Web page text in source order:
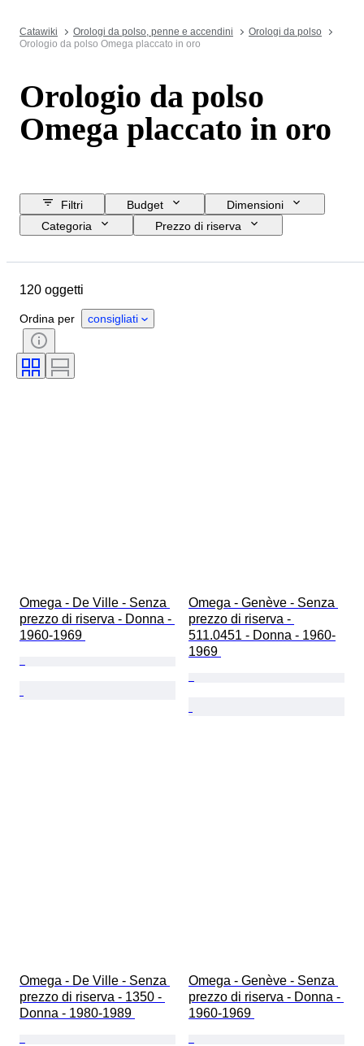
Catawiki Orologi da polso, penne e accendini
Orologi da polso
Orologio da polso Omega placcato in oro
Orologio da polso
Omega placcato in oro
Filtri Budget
Dimensioni
Categoria
Prezzo di riserva
Genere
Movimento dell'orologio
Materiale del cinturino dell’orologio
Lunghezza del cinturino dell’orologio
Diametro della cassa
120 oggetti
Ordina per consigliati
Omega - De Ville - Senza
prezzo di riserva - Donna -
1960-1969
Omega - Genève - Senza
prezzo di riserva -
511.0451 - Donna - 1960-
1969
Omega - De Ville - Senza
prezzo di riserva - 1350 -
Donna - 1980-1989
Omega - Genève - Senza
prezzo di riserva - Donna -
1960-1969